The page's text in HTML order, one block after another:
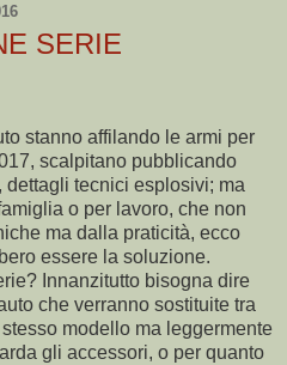
SERIE
stanno affilando le armi per
scalpitano pubblicando
tecnici esplosivi; ma
o per lavoro, che non
ma dalla praticità, ecco
essere la soluzione.
Innanzitutto bisogna dire
che verranno sostituite tra
modello ma leggermente
gli accessori, o per quanto